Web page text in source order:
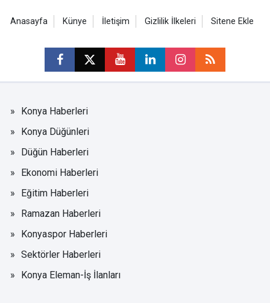
Anasayfa Künye İletişim Gizlilik İlkeleri Sitene Ekle
Konya Haberleri
Konya Düğünleri
Düğün Haberleri
Ekonomi Haberleri
Eğitim Haberleri
Ramazan Haberleri
Konyaspor Haberleri
Sektörler Haberleri
Konya Eleman-İş İlanları